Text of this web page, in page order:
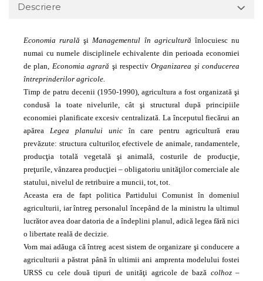
Descriere
Economia rurală şi Managementul în agricultură înlocuiesc nu
numai cu numele disciplinele echivalente din perioada economiei
de plan, Economia agrară şi respectivOrganizarea şi conducerea
întreprinderilor agricole.
Timp de patru decenii (1950-1990), agricultura a fost organizată şi
condusă la toate nivelurile, cât şi structural după principiile
economiei planificate excesiv centralizată. La începutul fiecărui an
apărea Legea planului unicîn care pentru agricultură erau
prevăzute: structura culturilor, efectivele de animale, randamentele,
producţia totală vegetală şi animală, costurile de producţie,
preţurile, vânzarea producţiei – obligatoriu unităţilor comerciale ale
statului, nivelul de retribuire a muncii, tot, tot.
Aceasta era de fapt politica Partidului Comunist în domeniul
agriculturii, iar întreg personalul începând de la ministru la ultimul
lucrător avea doar datoria de a îndeplini planul, adică legea fără nici
o libertate reală de decizie.
Vom mai adăuga că întreg acest sistem de organizare şi conducere a
agriculturii a păstrat până în ultimii ani amprenta modelului fostei
URSS cu cele două tipuri de unităţi agricole de bază colhoz–